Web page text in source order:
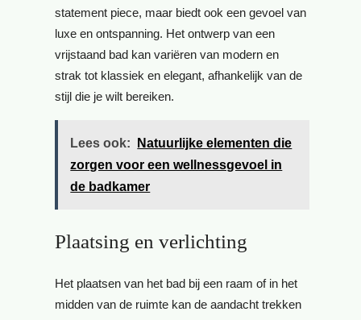
statement piece, maar biedt ook een gevoel van
luxe en ontspanning. Het ontwerp van een
vrijstaand bad kan variëren van modern en
strak tot klassiek en elegant, afhankelijk van de
stijl die je wilt bereiken.
Lees ook:
Natuurlijke elementen die
zorgen voor een wellnessgevoel in
de badkamer
Plaatsing en verlichting
Het plaatsen van het bad bij een raam of in het
midden van de ruimte kan de aandacht trekken